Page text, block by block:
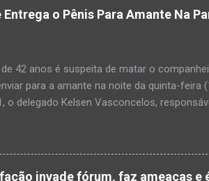
que a criança estava apresentando,
pais só levaram a menina para UPA após
O...
o Pênis Para Amante Na
42 anos é suspeita de matar o
para a amante na noite da quinta-feira
o delegado Kelsen Vasconcelos,
manhã desta sexta-feira (16), que antes de
para o filho mais velho, de 18 anos.
relacionamento, deixe os dois irmãos
invade fórum, faz ameaças e